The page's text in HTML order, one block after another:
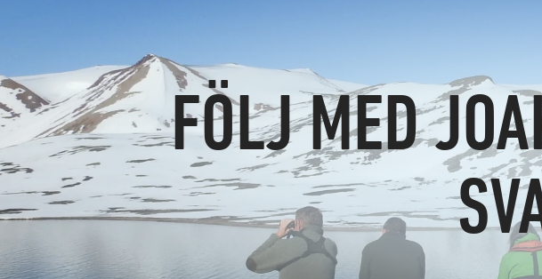
FÖLJ MED